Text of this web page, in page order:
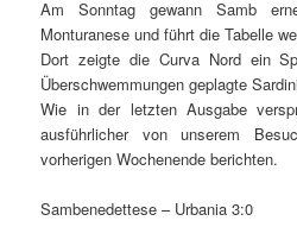
Am Sonntag gewann Samb
Monturanese und führt die Tabelle
Dort zeigte die Curva Nord ein
Überschwemmungen geplagte
Wie in der letzten Ausgabe
ausführlicher von unserem
vorherigen Wochenende berichten.
Sambenedettese – Urbania 3:0